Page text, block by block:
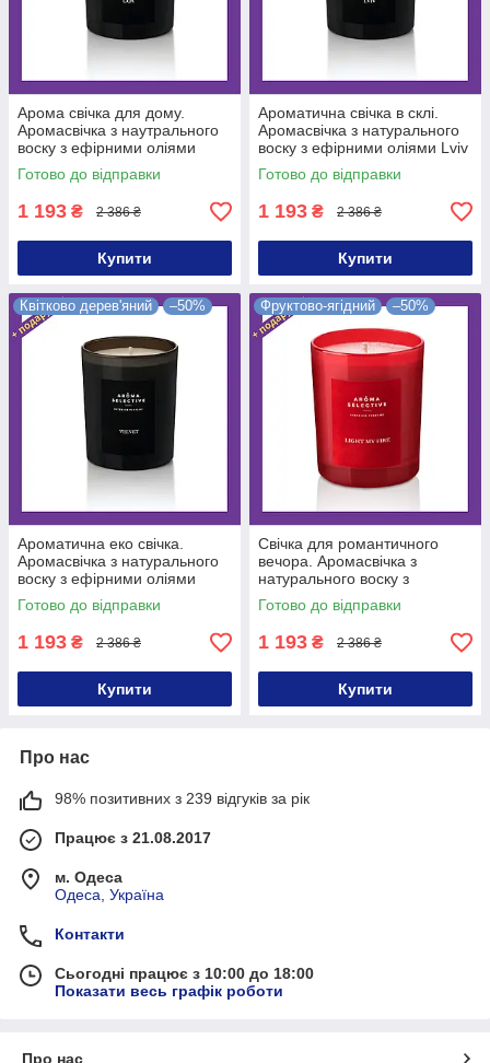
Арома свічка для дому.
Аромасвічка з наутрального
воску з ефірними оліями
Home Cake
Готово до відправки
1 193 ₴ 2 386 ₴
Купити
Ароматична свічка в склі.
Аромасвічка з натурального
воску з ефірними оліями Lviv
Готово до відправки
1 193 ₴ 2 386 ₴
Купити
Квітково дерев'яний –50%
Ароматична еко свічка.
Аромасвічка з натурального
воску з ефірними оліями
Velvet
Готово до відправки
1 193 ₴ 2 386 ₴
Купити
Фруктово-ягідний –50%
Свічка для романтичного
вечора. Аромасвічка з
натурального воску з
ефірними оліями Light My
Fire
Готово до відправки
1 193 ₴ 2 386 ₴
Купити
Про нас
98% позитивних з 239 відгуків за рік
Працює з 21.08.2017
м. Одеса
Одеса, Україна
Контакти
Сьогодні працює з 10:00 до 18:00
Показати весь графік роботи
Про нас